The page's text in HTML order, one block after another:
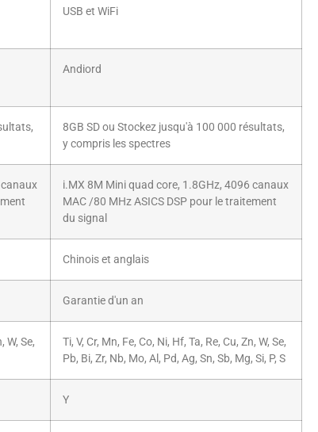
USB et WiFi
Andiord
8GB SD ou Stockez jusqu'à 100 000 résultats,
y compris les spectres
i.MX 8M Mini quad core, 1.8GHz, 4096 canaux
MAC /80 MHz ASICS DSP pour le traitement
du signal
Chinois et anglais
Garantie d'un an
W, Se,
Ti, V, Cr, Mn, Fe, Co, Ni, Hf, Ta, Re, Cu, Zn, W, Se,
Pb, Bi, Zr, Nb, Mo, Al, Pd, Ag, Sn, Sb, Mg, Si, P, S
Y